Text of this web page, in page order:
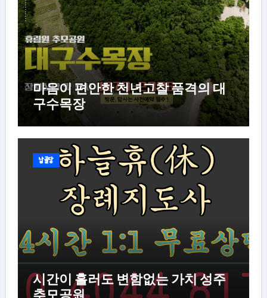
마음이 편안한 천년고찰 품격의 대
구수목장
납골당
시간이 흘러도 변함없는 가치 성주
추모공원